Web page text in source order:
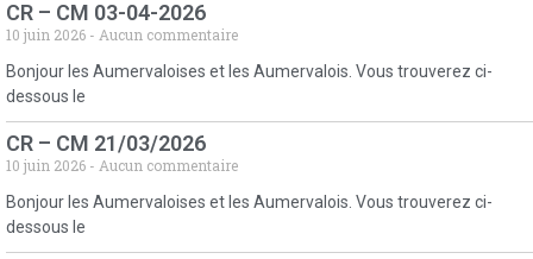
CR – CM 03-04-2026
10 juin 2026
Aucun commentaire
Bonjour les Aumervaloises et les Aumervalois. Vous trouverez ci-
dessous le
CR – CM 21/03/2026
10 juin 2026
Aucun commentaire
Bonjour les Aumervaloises et les Aumervalois. Vous trouverez ci-
dessous le